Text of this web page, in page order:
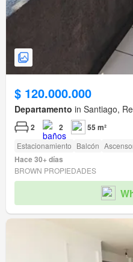
$ 120.000.000
Departamento in Santiago,
2 2 55 m²
Estacionamiento Balcón
Hace 30+ días
BROWN PROPIEDADES